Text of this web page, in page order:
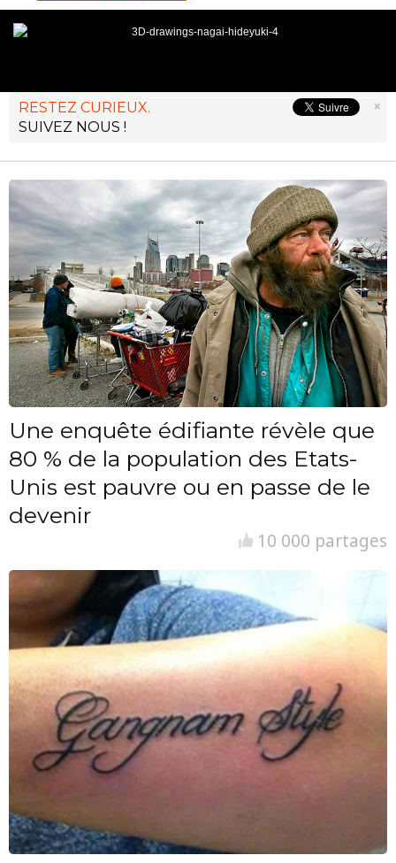
×
RESTEZ CURIEUX.
SUIVEZ NOUS !
Une enquête édifiante révèle que
80 % de la population des Etats-
Unis est pauvre ou en passe de le
devenir
10 000 partages